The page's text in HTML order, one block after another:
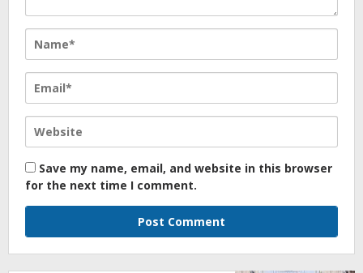
Save my name, email, and website in this browser
for the next time I comment.